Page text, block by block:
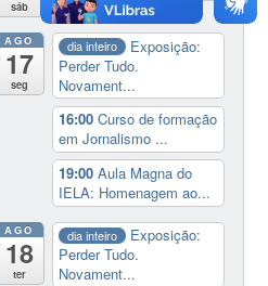
sáb
AGO
17
seg
dia inteiro
Exposição:
Perder Tudo.
Novament...
16:00Curso de formação
em Jornalismo ...
19:00Aula Magna do
IELA: Homenagem ao...
AGO
18
ter
dia inteiro
Exposição:
Perder Tudo.
Novament...